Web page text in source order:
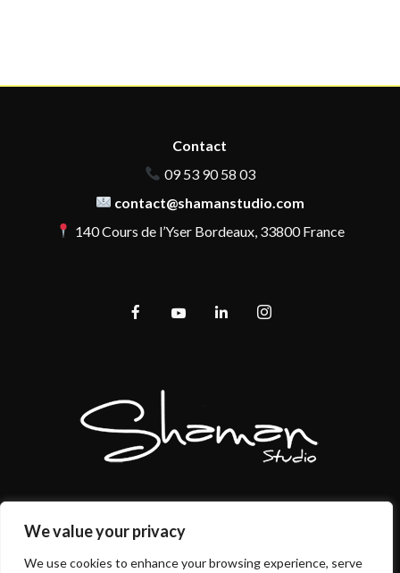
We value your privacy
We use cookies to enhance your browsing experience, serve
Contact
09 53 90 58 03
contact@shamanstudio.com
140 Cours de l’Yser Bordeaux, 33800 France